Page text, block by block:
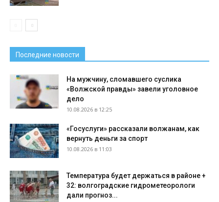
Последние новости
На мужчину, сломавшего суслика
«Волжской правды» завели уголовное
дело
10.08.2026 в 12:25
«Госуслуги» рассказали волжанам, как
вернуть деньги за спорт
10.08.2026 в 11:03
Температура будет держаться в районе +
32: волгоградские гидрометеорологи
дали прогноз...